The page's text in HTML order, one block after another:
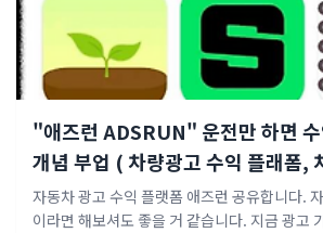
"애즈런 ADSRUN" 운전만 하면 수
개념 부업 ( 차량광고 수익 플래폼,
가능한 100% 현실적 부업 )
자동차 광고 수익 플랫폼 애즈런 공유합니다.
이라면 해보셔도 좋을 거 같습니다. 지금 광고